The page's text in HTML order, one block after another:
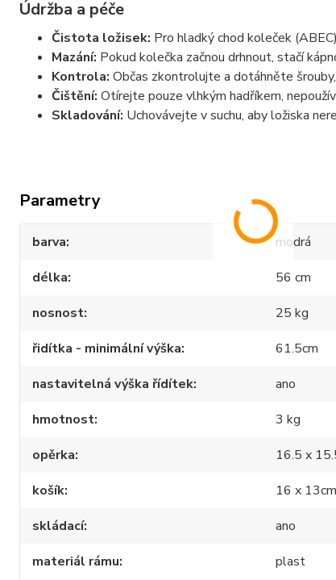
Údržba a péče
Čistota ložisek: Pro hladký chod koleček
Mazání: Pokud kolečka začnou drhnout, stačí
Kontrola: Občas zkontrolujte a dotáhněte
Čištění: Otírejte pouze vlhkým hadříkem,
Skladování: Uchovávejte v suchu, aby ložiska
Parametry
barva
modrá
délka
56 cm
nosnost
25 kg
řidítka - minimální výška
61.5cm
nastavitelná výška řídítek
ano
hmotnost
3 kg
opěrka
16.5 x
košík
16 x 13cm
skládací
ano
materiál rámu
plast